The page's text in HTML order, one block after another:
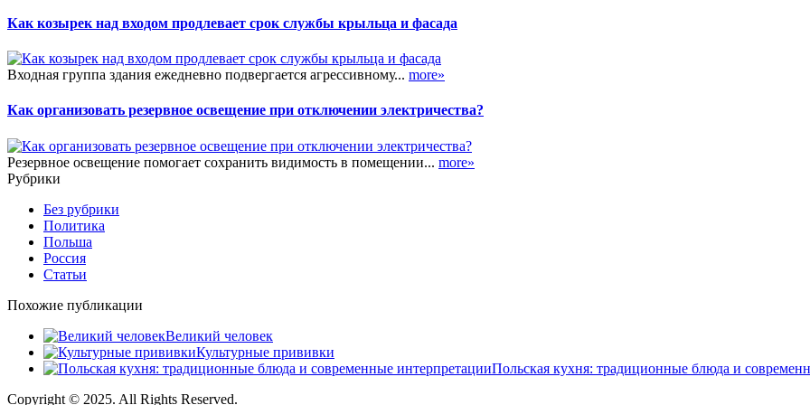
Как козырек над входом продлевает срок службы крыльца и фасада
Входная группа здания ежедневно подвергается агрессивному... more»
Как организовать резервное освещение при отключении электричества?
Резервное освещение помогает сохранить видимость в помещении... more»
Рубрики
Без рубрики
Политика
Польша
Россия
Статьи
Похожие публикации
Великий человек
Культурные прививки
Польская кухня: традиционные блюда и
Copyright © 2025. All Rights Reserved.